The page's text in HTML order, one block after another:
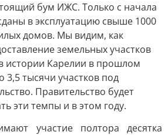
бум ИЖС. Только с начала
в эксплуатацию свыше 1000
домов. Мы видим, как
земельных участков
истории Карелии в прошлом
3,5 тысячи участков под
Правительство будет
эти темпы и в этом году.
участие полтора десятка